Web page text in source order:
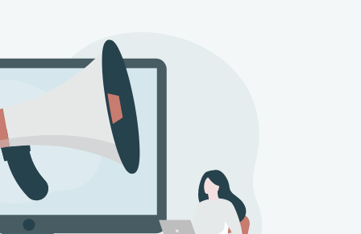
an beruflichen Möglichkeiten. Die
Einkommensperspektiven sind
Pflegepädagogik vielfältige Berufschancen
Studiums liegt je nach Arbeitsbereich und
in beruflichen Bildungseinrichtungen